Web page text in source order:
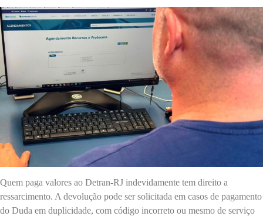
Quem paga valores ao Detran-RJ indevidamente tem direito a
ressarcimento. A devolução pode ser solicitada em casos de pagamento
do Duda em duplicidade, com código incorreto ou mesmo de serviço